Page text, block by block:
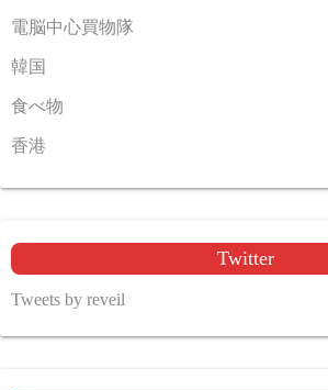
電脳中心買物隊
韓国
食べ物
香港
Twitter
Tweets by reveil